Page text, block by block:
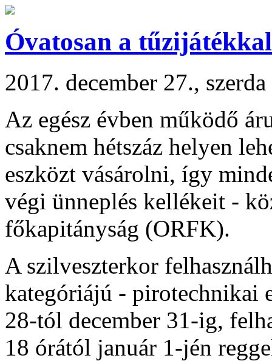
Óvatosan a
2017. december 27.,
Az egész évben működő
csaknem hétszáz helyen
eszközt vásárolni, így
végi ünneplés kellékeit -
főkapitányság (ORFK).
A szilveszterkor
kategóriájú - pirotechnikai
28-tól december 31-ig,
18 órától január 1-jén